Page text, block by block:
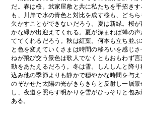
だ。春は桜。武家屋敷と共に私たちを手招き
も、川岸で水の青色と対比を成す桜も、どち
欠かすことができないだろう。夏は新緑。桜
かな緑が出迎えてくれる。夏が深まれば蝉の
ててくれるだろう。秋は紅葉。何本も立ち並
と色を変えていくさまは時間の移ろいを感じ
ねが飛び交う景色は歌人でなくともおもわず
動をあたえるだろう。冬は雪。しんしんと降
込み他の季節よりも静かで穏やかな時間を与
のぞかせた太陽の光がきらきらと反射し一層
し、夜道を照らす明かりを雪がひっそりと包
ある。